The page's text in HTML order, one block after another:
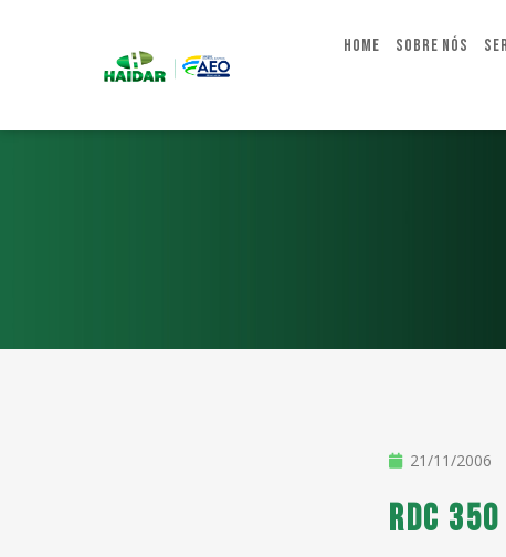
Home Sobre Nós
21/11/2006
RDC